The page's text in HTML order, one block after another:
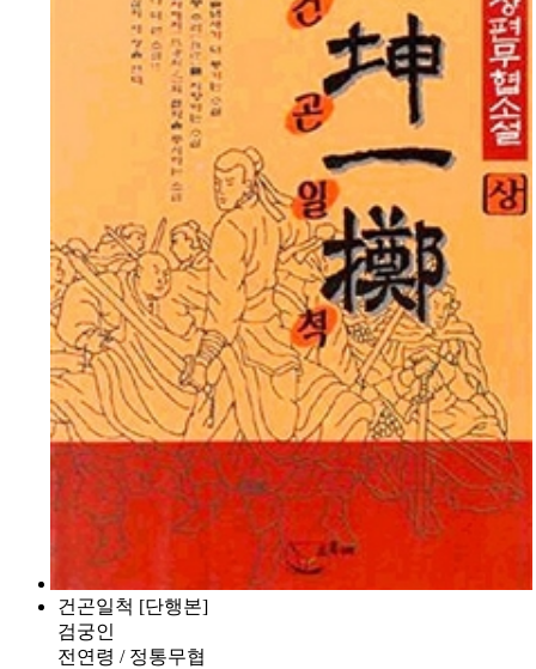
건곤일척 [단행본]
검궁인
전연령 / 정통무협